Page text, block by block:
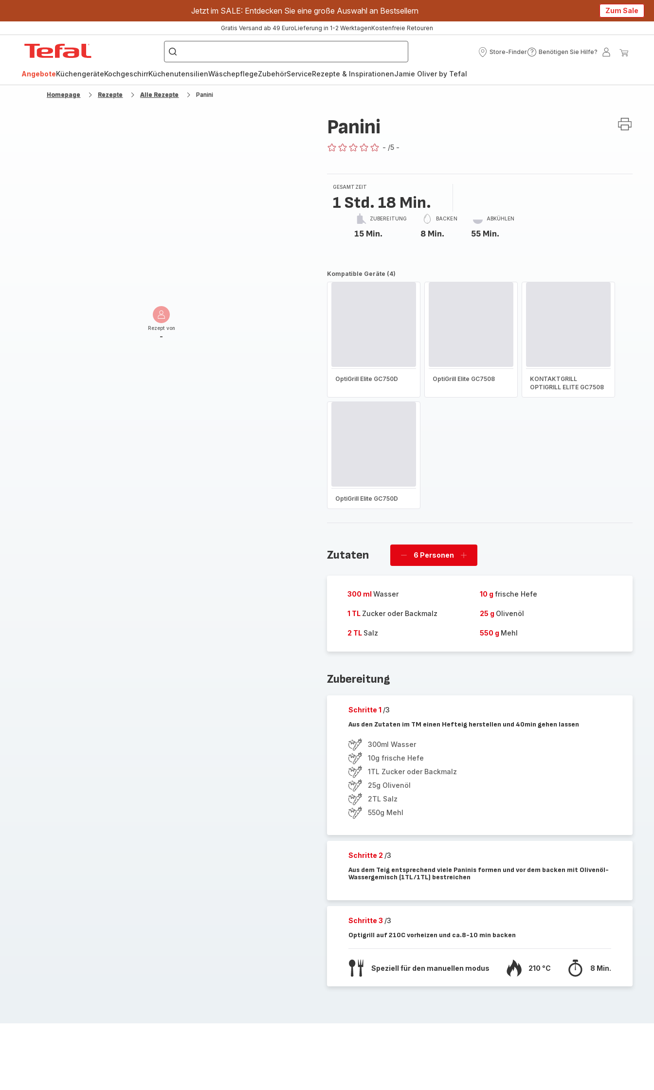
Jetzt im SALE: Entdecken Sie eine große Auswahl an Bestsellern Zum Sale
Gratis Versand ab 49 EuroLieferung in 1-2 WerktagenKostenfreie Retouren
["OptiGrill","Easy
Fry","Pfanne"]
Store-Finder
Store-
Benötigen Sie Hilfe?
Benötigen
Mein
AngeboteKüchengeräteKochgeschirrKüchenutensilienWäschepflegeZubehörServiceRezepte & InspirationenJamie Oliver by Tefal
Homepage Rezepte Alle Rezepte Panini
Rezept von
-
Panini
- /5 -
GESAMTZEIT
1 Std. 18 Min.
ZUBEREITUNG
15 Min.
BACKEN
8 Min.
ABKÜHLEN
55 Min.
Kompatible Geräte (4)
OptiGrill Elite GC750D OptiGrill Elite GC7508
KONTAKTGRILL
OPTIGRILL ELITE GC7508
OptiGrill Elite GC750D
Zutaten
Personen
6 Personen
Personen
300 ml Wasser 10 g frische Hefe
1 TL Zucker oder Backmalz 25 g Olivenöl
2 TL Salz 550 g Mehl
Zubereitung
Schritte 1 /3
Aus den Zutaten im TM einen Hefteig herstellen und 40min gehen lassen
300ml Wasser
10g frische Hefe
1TL Zucker oder Backmalz
25g Olivenöl
2TL Salz
550g Mehl
Schritte 2 /3
Aus dem Teig entsprechend viele Paninis formen und vor dem backen mit Olivenöl-
Wassergemisch (1TL/1TL) bestreichen
Schritte 3 /3
Optigrill auf 210C vorheizen und ca.8-10 min backen
Speziell für den manuellen modus 210 °C 8 Min.